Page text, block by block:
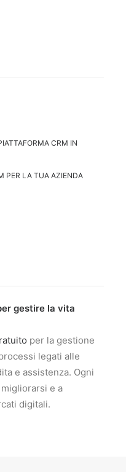
CRM IN
PER LA TUA AZIENDA
gestire la vita
per la gestione
legati alle
e assistenza. Ogni
e a
digitali.